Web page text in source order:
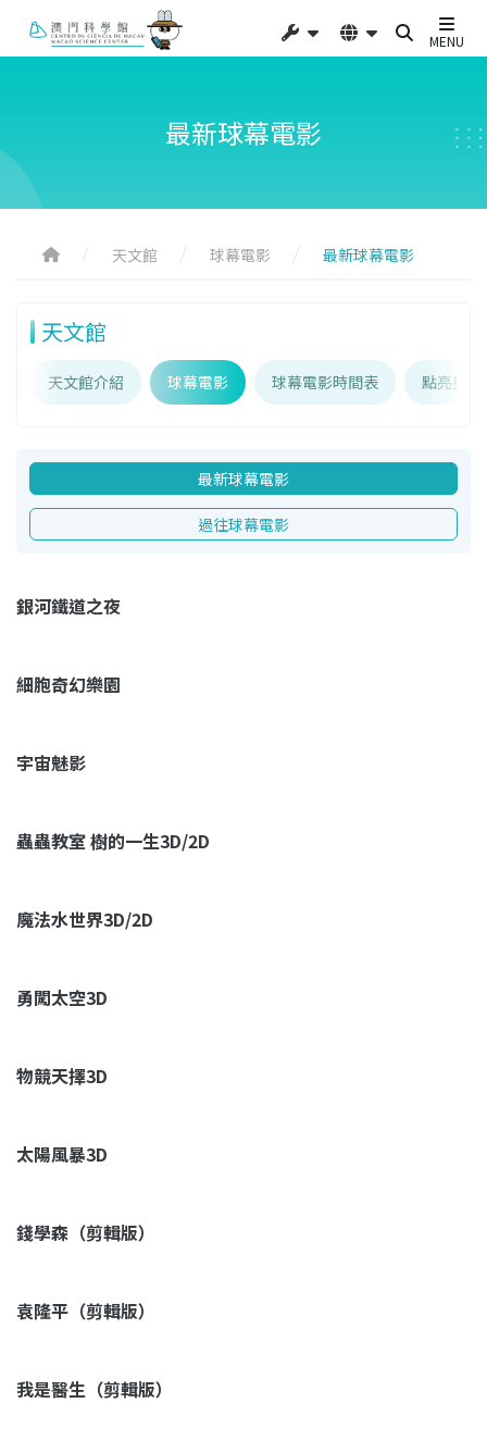
MENU
最新球幕電影
天文館 球幕電影 最新球幕電影
天文館
天文館介紹 球幕電影 球幕電影時間表 點亮星辰
最新球幕電影
過往球幕電影
銀河鐵道之夜
細胞奇幻樂園
宇宙魅影
蟲蟲教室 樹的一生3D/2D
魔法水世界3D/2D
勇闖太空3D
物競天擇3D
太陽風暴3D
錢學森（剪輯版）
袁隆平（剪輯版）
我是醫生（剪輯版）